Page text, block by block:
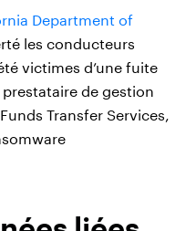
Department of
les conducteurs
victimes d’une fuite
de gestion
Transfer Services,